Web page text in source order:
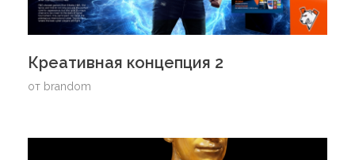
Креативная концепция 2
от brandom